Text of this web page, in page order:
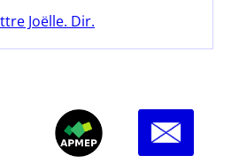
Joëlle. Dir.